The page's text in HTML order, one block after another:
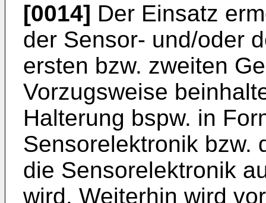
[0014] Der Einsatz
der Sensor- und/oder
ersten bzw. zweiten
Vorzugsweise
Halterung bspw. in
Sensorelektronik bzw.
die Sensorelektronik
wird. Weiterhin wird